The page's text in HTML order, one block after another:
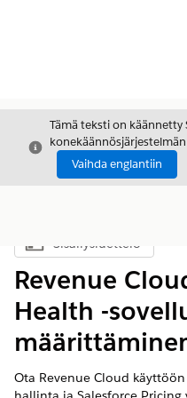
Sulje
Tämä teksti on käännetty
Vaihda englantiin
Näytä sisällysluettelo
Sisällysluettelo
Revenue
Health -
Ota Revenue Cloud